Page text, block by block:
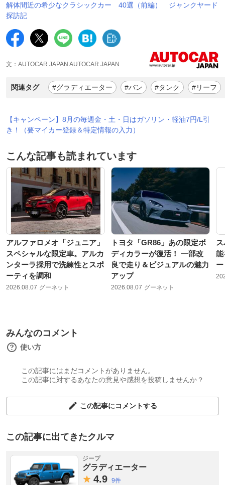
解体間近の希少なクラシックカー 40選（前編） ジャンクヤード
探訪記
文：AUTOCAR JAPAN AUTOCAR JAPAN
関連タグ #グラディエーター #バン #タンク #リーフ
【キャンペーン】8月の毎週金・土・日はガソリン・軽油7円/L引
き！（要マイカー登録＆特定情報の入力）
こんな記事も読まれています
アルファロメオ「ジュニア」
スペシャルな限定車。アルカ
ンターラ採用で洗練性とスポ
ーティを調和
2026.08.07 グーネット
トヨタ「GR86」あの限定ボ
ディカラーが復活！ 一部改
良で走り＆ビジュアルの魅力
アップ
2026.08.07 グーネット
能
みんなのコメント
使い方
この記事にはまだコメントがありません。
この記事に対するあなたの意見や感想を投稿しませんか？
この記事にコメントする
この記事に出てきたクルマ
ジープ
グラディエーター
4.9 9件